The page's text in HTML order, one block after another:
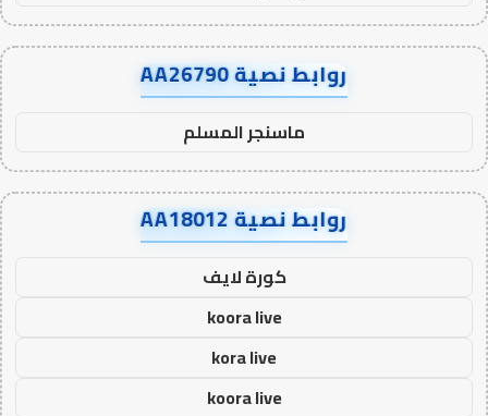
روابط نصية AA26790
ماسنجر المسلم
روابط نصية AA18012
كورة لايف
koora live
kora live
koora live